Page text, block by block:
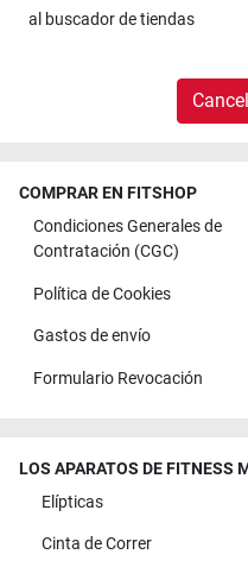
al buscador de tiendas
COMPRAR EN FITSHOP
Condiciones Generales de
Contratación (CGC)
Política de Cookies
Gastos de envío
Formulario Revocación
LOS APARATOS DE FITNESS
Elípticas
Cinta de Correr